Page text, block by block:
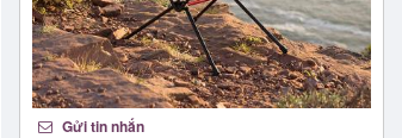
Gửi tin nhắn